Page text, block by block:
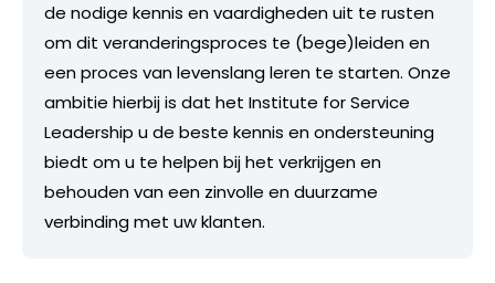
de nodige kennis en vaardigheden uit te rusten
om dit veranderingsproces te (bege)leiden en
een proces van levenslang leren te starten. Onze
ambitie hierbij is dat het Institute for Service
Leadership u de beste kennis en ondersteuning
biedt om u te helpen bij het verkrijgen en
behouden van een zinvolle en duurzame
verbinding met uw klanten.